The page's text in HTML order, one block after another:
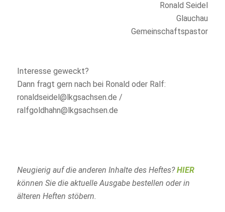
Ronald Seidel
Glauchau
Gemeinschaftspastor
Interesse geweckt?
Dann fragt gern nach bei Ronald oder Ralf:
ronaldseidel@lkgsachsen.de /
ralfgoldhahn@lkgsachsen.de
Neugierig auf die anderen Inhalte des Heftes?HIER
können Sie die aktuelle Ausgabe bestellen oder in
älteren Heften stöbern.